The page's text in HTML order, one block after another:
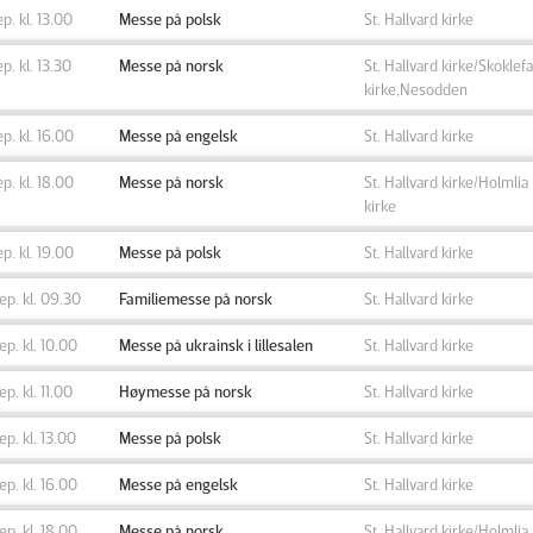
kl. 13.00 Messe på polsk St. Hallvard kirke
kl. 13.30 Messe på norsk
St. Hallvard kirke/
kirke,Nesodden
kl. 16.00 Messe på engelsk St. Hallvard kirke
kl. 18.00 Messe på norsk
St. Hallvard kirke/Holmlia
kirke
kl. 19.00 Messe på polsk St. Hallvard kirke
kl. 09.30 Familiemesse på norsk St. Hallvard kirke
kl. 10.00 Messe på ukrainsk i lillesalen St. Hallvard kirke
kl. 11.00 Høymesse på norsk St. Hallvard kirke
kl. 13.00 Messe på polsk St. Hallvard kirke
kl. 16.00 Messe på engelsk St. Hallvard kirke